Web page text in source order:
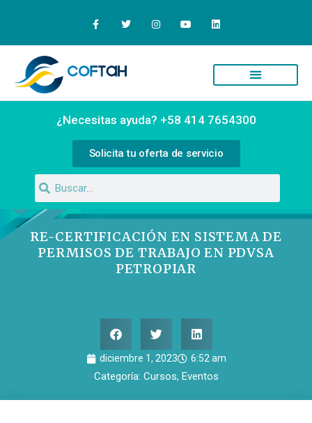
¿Necesitas ayuda? +58 414 7654300
Solicita tu oferta de servicio
RE-CERTIFICACIÓN EN SISTEMA DE
PERMISOS DE TRABAJO EN PDVSA
PETROPIAR
diciembre 1, 2023 6:52 am
Categoría: Cursos, Eventos